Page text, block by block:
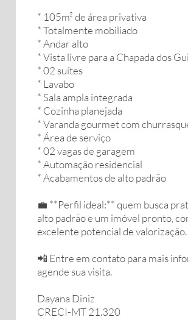
* 105m² de área privativa
* Totalmente mobiliado
* Andar alto
* Vista livre para a Chapada dos
* 02 suítes
* Lavabo
* Sala ampla integrada
* Cozinha planejada
* Varanda gourmet com
* Área de serviço
* 02 vagas de garagem
* Automação residencial
* Acabamentos de alto padrão
💼 **Perfil ideal:** quem busca
alto padrão e um imóvel pronto,
excelente potencial de valorização.
📲 Entre em contato para mais
agende sua visita.
Dayana Diniz
CRECI-MT 21.320